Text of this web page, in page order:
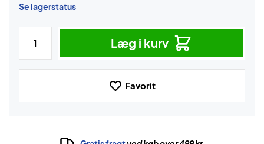
Se lagerstatus
Læg i kurv
Favorit